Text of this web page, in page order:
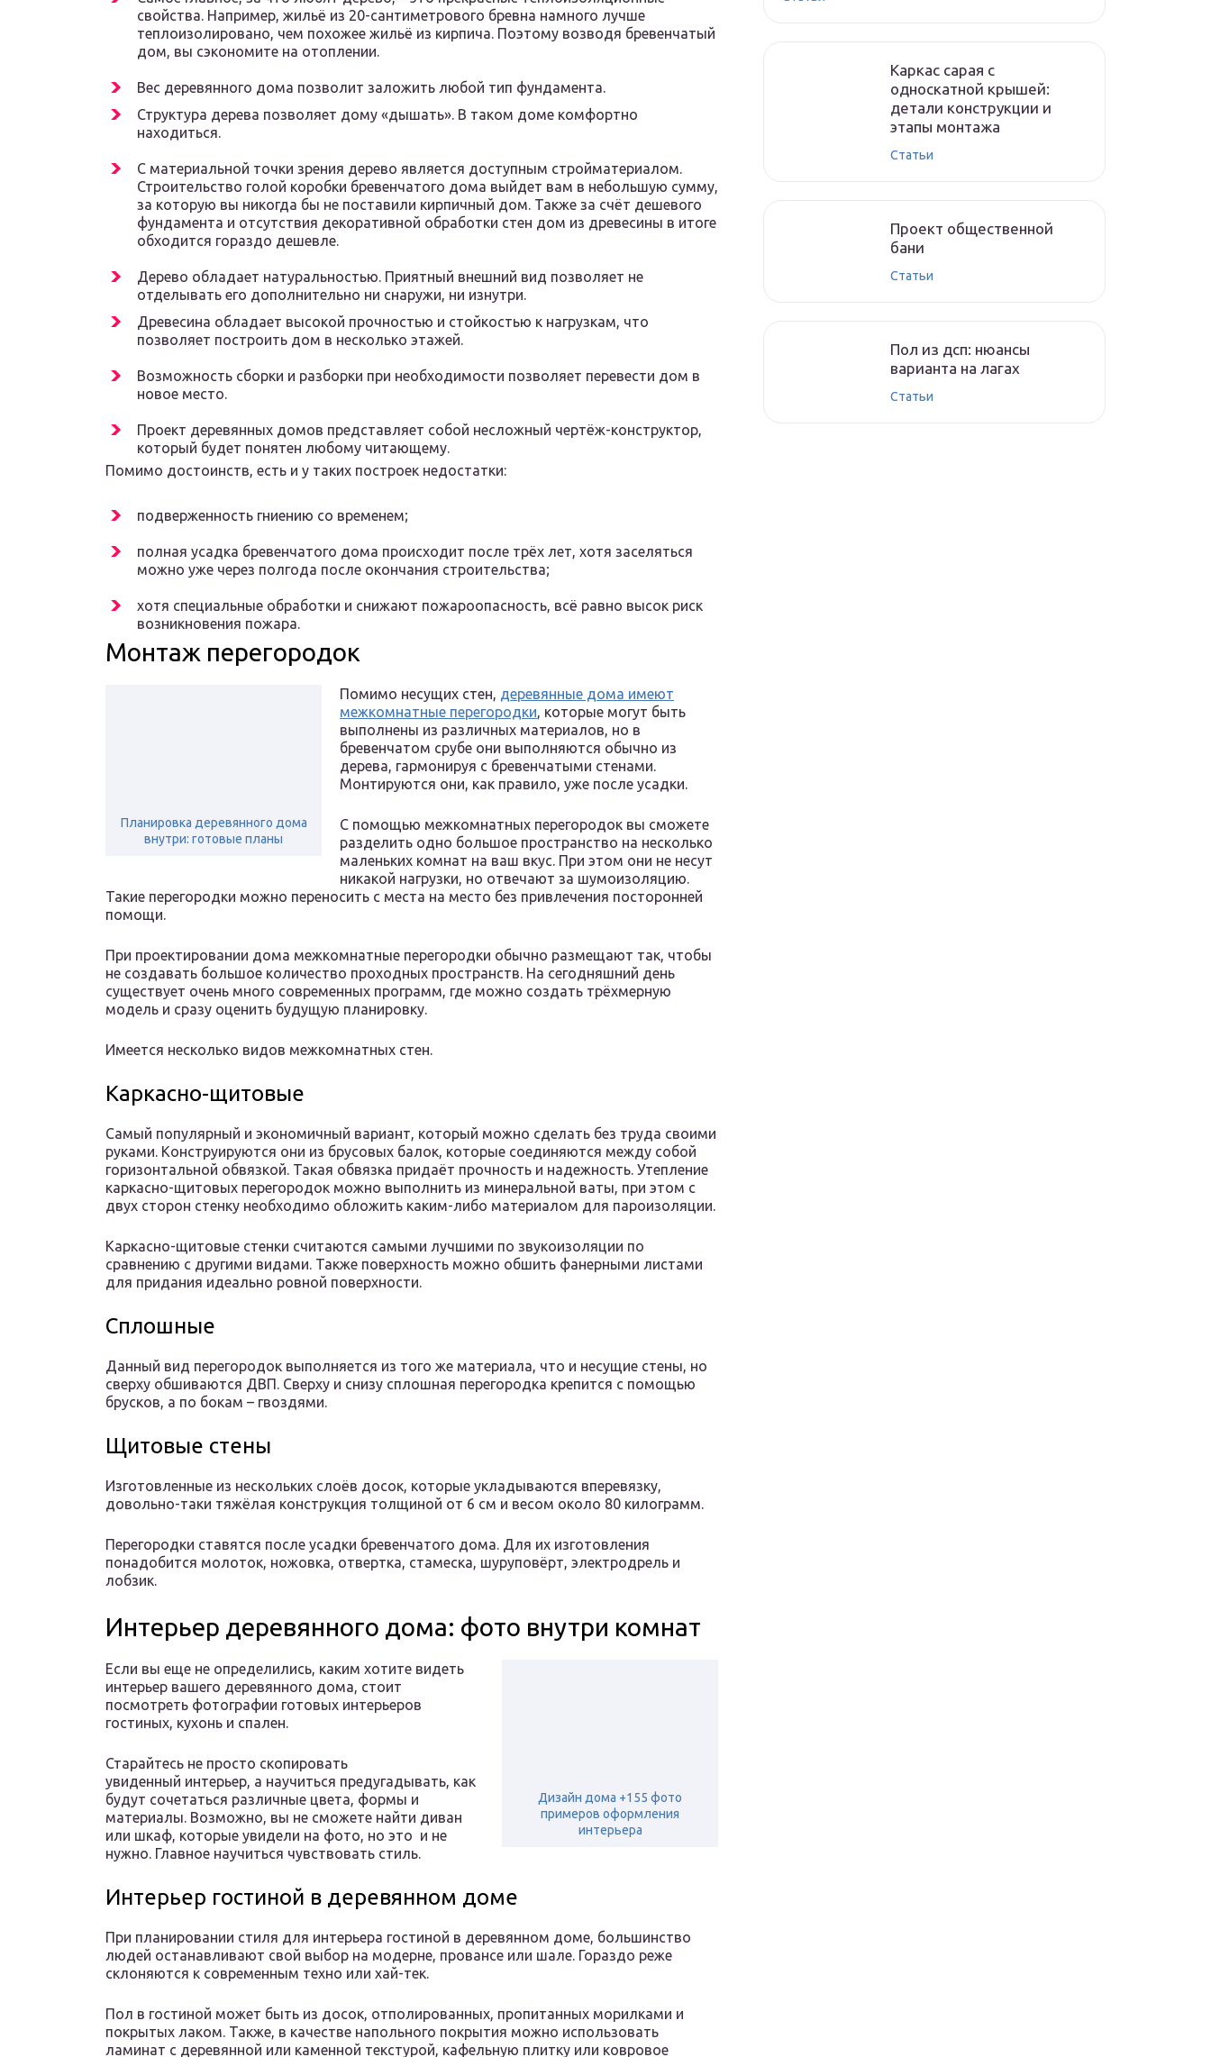
свойства. Например, жильё из 20-сантиметрового бревна намного лучше
теплоизолировано, чем похожее жильё из кирпича. Поэтому возводя бревенчатый
дом, вы сэкономите на отоплении.
Вес деревянного дома позволит заложить любой тип фундамента.
Структура дерева позволяет дому «дышать». В таком доме комфортно
находиться.
С материальной точки зрения дерево является доступным стройматериалом.
Строительство голой коробки бревенчатого дома выйдет вам в небольшую сумму,
за которую вы никогда бы не поставили кирпичный дом. Также за счёт дешевого
фундамента и отсутствия декоративной обработки стен дом из древесины в итоге
обходится гораздо дешевле.
Дерево обладает натуральностью. Приятный внешний вид позволяет не
отделывать его дополнительно ни снаружи, ни изнутри.
Древесина обладает высокой прочностью и стойкостью к нагрузкам, что
позволяет построить дом в несколько этажей.
Возможность сборки и разборки при необходимости позволяет перевести дом в
новое место.
Проект деревянных домов представляет собой несложный чертёж-конструктор,
который будет понятен любому читающему.
Помимо достоинств, есть и у таких построек недостатки:
подверженность гниению со временем;
полная усадка бревенчатого дома происходит после трёх лет, хотя заселяться
можно уже через полгода после окончания строительства;
хотя специальные обработки и снижают пожароопасность, всё равно высок риск
возникновения пожара.
Монтаж перегородок
Планировка деревянного дома
внутри: готовые планы
Помимо несущих стен, деревянные дома имеют
межкомнатные перегородки, которые могут быть
выполнены из различных материалов, но в
бревенчатом срубе они выполняются обычно из
дерева, гармонируя с бревенчатыми стенами.
Монтируются они, как правило, уже после усадки.
С помощью межкомнатных перегородок вы сможете
разделить одно большое пространство на несколько
маленьких комнат на ваш вкус. При этом они не несут
никакой нагрузки, но отвечают за шумоизоляцию.
Такие перегородки можно переносить с места на место без привлечения посторонней
помощи.
При проектировании дома межкомнатные перегородки обычно размещают так, чтобы
не создавать большое количество проходных пространств. На сегодняшний день
существует очень много современных программ, где можно создать трёхмерную
модель и сразу оценить будущую планировку.
Имеется несколько видов межкомнатных стен.
Каркасно-щитовые
Самый популярный и экономичный вариант, который можно сделать без труда своими
руками. Конструируются они из брусовых балок, которые соединяются между собой
горизонтальной обвязкой. Такая обвязка придаёт прочность и надежность. Утепление
каркасно-щитовых перегородок можно выполнить из минеральной ваты, при этом с
двух сторон стенку необходимо обложить каким-либо материалом для пароизоляции.
Каркасно-щитовые стенки считаются самыми лучшими по звукоизоляции по
сравнению с другими видами. Также поверхность можно обшить фанерными листами
для придания идеально ровной поверхности.
Сплошные
Данный вид перегородок выполняется из того же материала, что и несущие стены, но
сверху обшиваются ДВП. Сверху и снизу сплошная перегородка крепится с помощью
брусков, а по бокам – гвоздями.
Щитовые стены
Изготовленные из нескольких слоёв досок, которые укладываются вперевязку,
довольно-таки тяжёлая конструкция толщиной от 6 см и весом около 80 килограмм.
Перегородки ставятся после усадки бревенчатого дома. Для их изготовления
понадобится молоток, ножовка, отвертка, стамеска, шуруповёрт, электродрель и
лобзик.
Интерьер деревянного дома: фото внутри комнат
Дизайн дома +155 фото
примеров оформления
интерьера
Если вы еще не определились, каким хотите видеть
интерьер вашего деревянного дома, стоит
посмотреть фотографии готовых интерьеров
гостиных, кухонь и спален.
Старайтесь не просто скопировать
увиденный интерьер, а научиться предугадывать, как
будут сочетаться различные цвета, формы и
материалы. Возможно, вы не сможете найти диван
или шкаф, которые увидели на фото, но это и не
нужно. Главное научиться чувствовать стиль.
Интерьер гостиной в деревянном доме
При планировании стиля для интерьера гостиной в деревянном доме, большинство
людей останавливают свой выбор на модерне, провансе или шале. Гораздо реже
склоняются к современным техно или хай-тек.
Пол в гостиной может быть из досок, отполированных, пропитанных морилками и
покрытых лаком. Также, в качестве напольного покрытия можно использовать
ламинат с деревянной или каменной текстурой, кафельную плитку или ковровое
Каркас сарая с
односкатной крышей:
детали конструкции и
этапы монтажа
Cтатьи
Проект общественной
бани
Cтатьи
Пол из дсп: нюансы
варианта на лагах
Cтатьи